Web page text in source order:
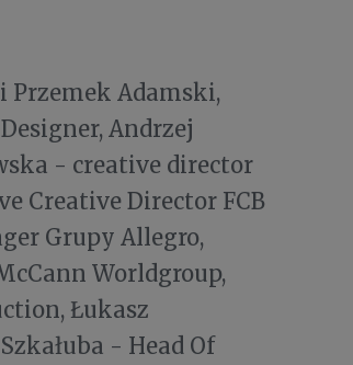
Przemek Adamski,
Andrzej
- creative director
Creative Director FCB
Grupy Allegro,
Worldgroup,
Łukasz
- Head Of